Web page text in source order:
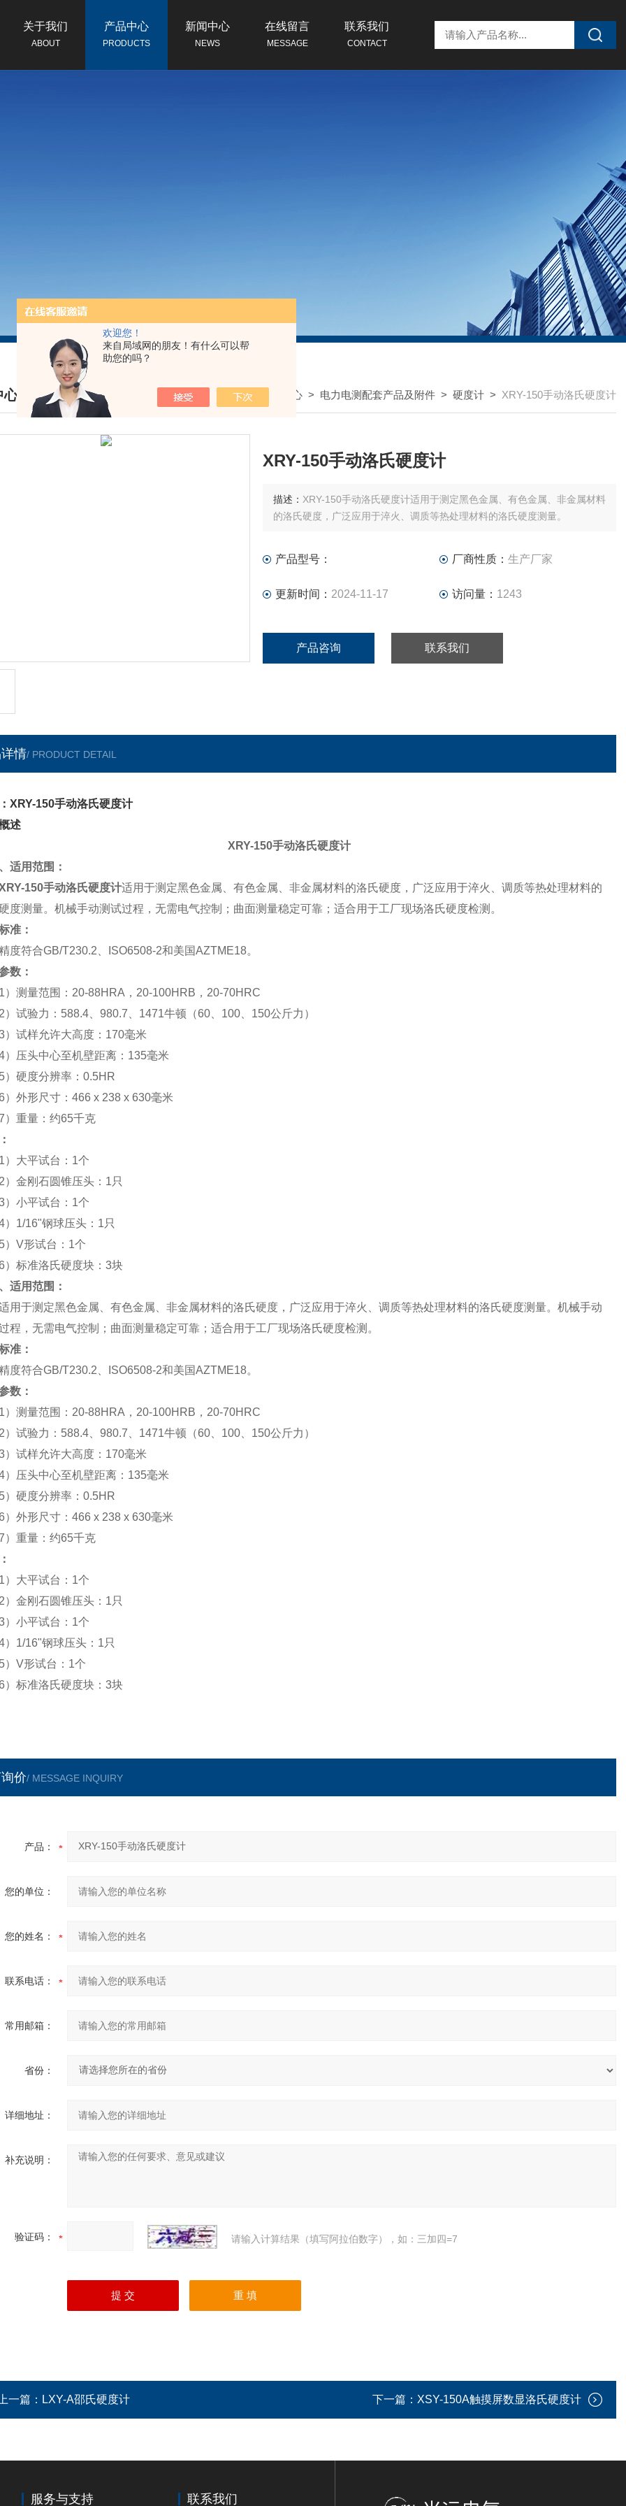
欢迎您！
来自局域网的朋友！有什么可以帮
助您的吗？
关于我们
ABOUT
产品中心
PRODUCTS
新闻中心
NEWS
在线留言
MESSAGE
联系我们
CONTACT
心
CENTER
我的位置： 首页> 产品中心 > 电力电测配套产品及附件 > 硬度计 > XRY-150手动洛氏硬度计
XRY-150手动洛氏硬度计
描述： XRY-150手动洛氏硬度计适用于测定黑色金属、有色金属、非金属材料
的洛氏硬度，广泛应用于淬火、调质等热处理材料的洛氏硬度测量。
产品型号： 厂商性质： 生产厂家
更新时间： 2024-11-17 访问量： 1243
产品咨询 联系我们
情/ PRODUCT DETAIL
XRY-150手动洛氏硬度计
述
XRY-150手动洛氏硬度计
适用范围：
150手动洛氏硬度计适用于测定黑色金属、有色金属、非金属材料的洛氏硬度，广泛应用于淬火、调质等热处理材料的
度测量。机械手动测试过程，无需电气控制；曲面测量稳定可靠；适合用于工厂现场洛氏硬度检测。
准：
符合GB/T230.2 ISO6508-2和美国AZTME18。
数：
）测量范围： 20-88HRA ， 20-100HRB ， 20-70HRC
）试验力： 588.4 980.7 1471牛顿（60 100 150公斤力）
）试样允许大高度： 170毫米
）压头中心至机壁距离： 135毫米
）硬度分辨率： 0.5HR
）外形尺寸： 466 x 238 x 630毫米
）重量：约65千克
）大平试台： 1个
）金刚石圆锥压头： 1 只
）小平试台： 1个
） 1/16"钢球压头： 1 只
） V形试台： 1个
）标准洛氏硬度块： 3块
适用范围：
测定黑色金属、有色金属、非金属材料的洛氏硬度，广泛应用于淬火、调质等热处理材料的洛氏硬度测量。机械手动
程，无需电气控制；曲面测量稳定可靠；适合用于工厂现场洛氏硬度检测。
准：
符合GB/T230.2 ISO6508-2和美国AZTME18。
数：
）测量范围： 20-88HRA ， 20-100HRB ， 20-70HRC
）试验力： 588.4 980.7 1471牛顿（60 100 150公斤力）
）试样允许大高度： 170毫米
）压头中心至机壁距离： 135毫米
）硬度分辨率： 0.5HR
）外形尺寸： 466 x 238 x 630毫米
）重量：约65千克
）大平试台： 1个
）金刚石圆锥压头： 1 只
）小平试台： 1个
） 1/16"钢球压头： 1 只
） V形试台： 1个
）标准洛氏硬度块： 3块
价/ MESSAGE INQUIRY
产品：
您的单位：
您的姓名：
联系电话：
常用邮箱：
省份：
详细地址：
补充说明：
验证码： 请输入计算结果（填写阿拉伯数字），如：三加四=7
一篇： LXY-A邵氏硬度计 下一篇： XSY-150A触摸屏数显洛氏硬度计
服务与支持 联系我们